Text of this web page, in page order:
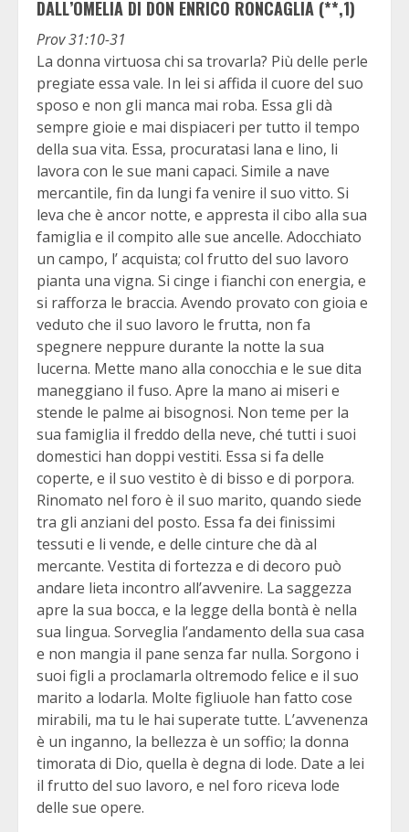
DALL’OMELIA DI DON ENRICO RONCAGLIA (**,1)
Prov 31:10-31
La donna virtuosa chi sa trovarla? Più delle perle
pregiate essa vale. In lei si affida il cuore del suo
sposo e non gli manca mai roba. Essa gli dà
sempre gioie e mai dispiaceri per tutto il tempo
della sua vita. Essa, procuratasi lana e lino, li
lavora con le sue mani capaci. Simile a nave
mercantile, fin da lungi fa venire il suo vitto. Si
leva che è ancor notte, e appresta il cibo alla sua
famiglia e il compito alle sue ancelle. Adocchiato
un campo, l’ acquista; col frutto del suo lavoro
pianta una vigna. Si cinge i fianchi con energia, e
si rafforza le braccia. Avendo provato con gioia e
veduto che il suo lavoro le frutta, non fa
spegnere neppure durante la notte la sua
lucerna. Mette mano alla conocchia e le sue dita
maneggiano il fuso. Apre la mano ai miseri e
stende le palme ai bisognosi. Non teme per la
sua famiglia il freddo della neve, ché tutti i suoi
domestici han doppi vestiti. Essa si fa delle
coperte, e il suo vestito è di bisso e di porpora.
Rinomato nel foro è il suo marito, quando siede
tra gli anziani del posto. Essa fa dei finissimi
tessuti e li vende, e delle cinture che dà al
mercante. Vestita di fortezza e di decoro può
andare lieta incontro all’avvenire. La saggezza
apre la sua bocca, e la legge della bontà è nella
sua lingua. Sorveglia l’andamento della sua casa
e non mangia il pane senza far nulla. Sorgono i
suoi figli a proclamarla oltremodo felice e il suo
marito a lodarla. Molte figliuole han fatto cose
mirabili, ma tu le hai superate tutte. L’avvenenza
è un inganno, la bellezza è un soffio; la donna
timorata di Dio, quella è degna di lode. Date a lei
il frutto del suo lavoro, e nel foro riceva lode
delle sue opere.